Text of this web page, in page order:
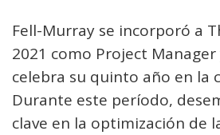
Fell-Murray se incorporó a
2021 como Project
celebra su quinto año en la
Durante este período,
clave en la optimización de